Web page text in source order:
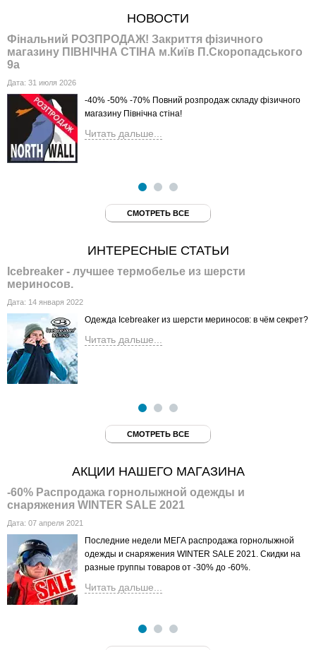
НОВОСТИ
Фінальний РОЗПРОДАЖ! Закриття фізичного
магазину ПІВНІЧНА СТІНА м.Київ П.Скоропадського
9а
Дата: 31 июля 2026
-40% -50% -70% Повний розпродаж складу фізичного
магазину Північна стіна!
Читать дальше...
СМОТРЕТЬ ВСЕ
ИНТЕРЕСНЫЕ СТАТЬИ
Icebreaker - лучшее термобелье из шерсти
мериносов.
Дата: 14 января 2022
Одежда Icebreaker из шерсти мериносов: в чём секрет?
Читать дальше...
СМОТРЕТЬ ВСЕ
АКЦИИ НАШЕГО МАГАЗИНА
-60% Распродажа горнолыжной одежды и
снаряжения WINTER SALE 2021
Дата: 07 апреля 2021
Последние недели МЕГА распродажа горнолыжной
одежды и снаряжения WINTER SALE 2021. Скидки на
разные группы товаров от -30% до -60%.
Читать дальше...